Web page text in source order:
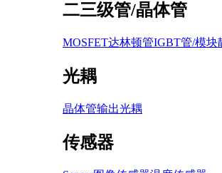
二三级管/晶体管
MOSFET达林顿管IGBT管/模块
光耦
晶体管输出光耦
传感器